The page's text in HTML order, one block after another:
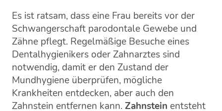
Es ist ratsam, dass eine Frau bereits vor der
Schwangerschaft parodontale Gewebe und
Zähne pflegt. Regelmäßige Besuche eines
Dentalhygienikers oder Zahnarztes sind
notwendig, damit er den Zustand der
Mundhygiene überprüfen, mögliche
Krankheiten entdecken, aber auch den
Zahnstein entfernen kann. Zahnstein entsteht